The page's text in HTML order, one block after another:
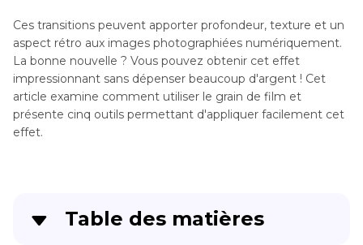
Ces transitions peuvent apporter profondeur, texture et un
aspect rétro aux images photographiées numériquement.
La bonne nouvelle ? Vous pouvez obtenir cet effet
impressionnant sans dépenser beaucoup d'argent ! Cet
article examine comment utiliser le grain de film et
présente cinq outils permettant d'appliquer facilement cet
effet.
Table des matières